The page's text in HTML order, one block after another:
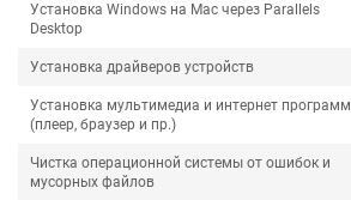
Установка Windows на Mac через Parallels
Desktop
Установка драйверов устройств
Установка мультимедиа и интернет программ
(плеер, браузер и пр.)
Чистка операционной системы от ошибок и
мусорных файлов